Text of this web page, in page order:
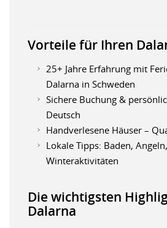
Vorteile für Ihren
25+ Jahre Erfahrung mit
Dalarna in Schweden
Sichere Buchung &
Deutsch
Handverlesene Häuser –
Lokale Tipps: Baden,
Winteraktivitäten
Die wichtigsten
Dalarna